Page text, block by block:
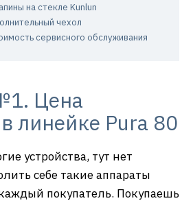
на стекле Kunlun
чехол
сервисного обслуживания
Цена
линейке Pura 80
устройства, тут нет
себе такие аппараты
покупатель. Покупаешь